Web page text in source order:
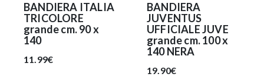
BANDIERA ITALIA
TRICOLORE
grande cm. 90 x
140
11.99€
BANDIERA
JUVENTUS
UFFICIALE JUVE
grande cm. 100 x
140 NERA
19.90€